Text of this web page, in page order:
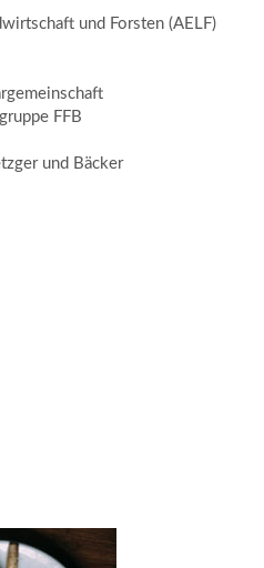
und Forsten (AELF)
FFB
und Bäcker